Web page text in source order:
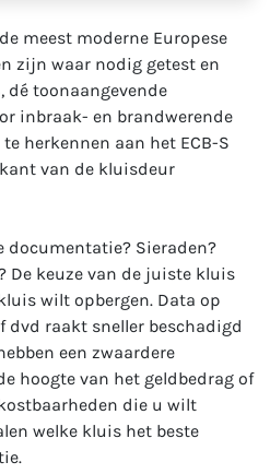
meest moderne Europese
zijn waar nodig getest en
dé toonaangevende
inbraak- en brandwerende
herkennen aan het ECB-S
van de kluisdeur
documentatie? Sieraden?
De keuze van de juiste kluis
wilt opbergen. Data op
dvd raakt sneller beschadigd
een zwaardere
hoogte van het geldbedrag of
die u wilt
welke kluis het beste